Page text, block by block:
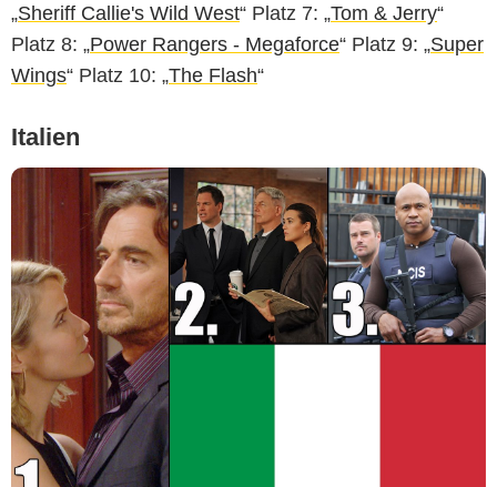
„Sheriff Callie's Wild West“ Platz 7: „Tom & Jerry“
Platz 8: „Power Rangers - Megaforce“ Platz 9: „Super
Wings“ Platz 10: „The Flash“
Italien